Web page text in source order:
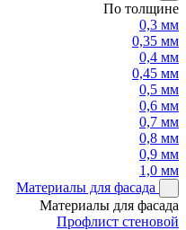
По толщине
0,3 мм
0,35 мм
0,4 мм
0,45 мм
0,5 мм
0,6 мм
0,7 мм
0,8 мм
0,9 мм
1,0 мм
Материалы для фасада
Материалы для фасада
Профлист стеновой